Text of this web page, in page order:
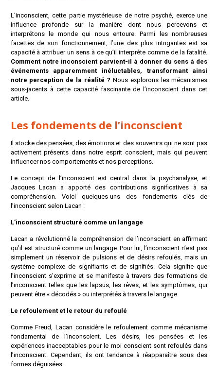
L’inconscient, cette partie mystérieuse de notre psyché, exerce une
influence profonde sur la manière dont nous percevons et
interprétons le monde qui nous entoure. Parmi les nombreuses
facettes de son fonctionnement, l’une des plus intrigantes est sa
capacité à attribuer un sens à ce qu’il interprète comme de la fatalité.
Comment notre inconscient parvient-il à donner du sens à des
événements apparemment inéluctables, transformant ainsi
notre perception de la réalité ? Nous explorons les mécanismes
sous-jacents à cette capacité fascinante de l’inconscient dans cet
article.
Les fondements de l’inconscient
Il stocke des pensées, des émotions et des souvenirs qui ne sont pas
activement présents dans notre esprit conscient, mais qui peuvent
influencer nos comportements et nos perceptions.
Le concept de l’inconscient est central dans la psychanalyse, et
Jacques Lacan a apporté des contributions significatives à sa
compréhension. Voici quelques-uns des fondements clés de
l’inconscient selon Lacan :
L’inconscient structuré comme un langage
Lacan a révolutionné la compréhension de l’inconscient en affirmant
qu’il est structuré comme un langage. Pour lui, l’inconscient n’est pas
simplement un réservoir de pulsions et de désirs refoulés, mais un
système complexe de signifiants et de signifiés. Cela signifie que
l’inconscient s’exprime et se manifeste à travers des formations de
l’inconscient telles que les lapsus, les rêves, et les symptômes, qui
peuvent être « décodés » ou interprétés à travers le langage.
Le refoulement et le retour du refoulé
Comme Freud, Lacan considère le refoulement comme mécanisme
fondamental de l’inconscient. Les désirs, les pensées et les
expériences inacceptables pour le moi conscient sont refoulés dans
l’inconscient. Cependant, ils ont tendance à réapparaître sous des
formes déguisées.